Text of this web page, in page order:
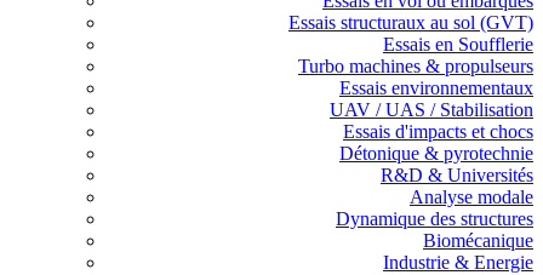
Essais structuraux au sol (GVT)
Essais en Soufflerie
Turbo machines & propulseurs
Essais environnementaux
UAV / UAS / Stabilisation
Essais d'impacts et chocs
Détonique & pyrotechnie
R&D & Universités
Analyse modale
Dynamique des structures
Biomécanique
Industrie & Energie